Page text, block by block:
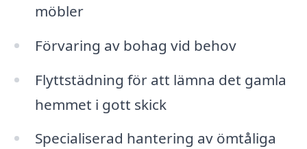
möbler
Förvaring av bohag vid behov
Flyttstädning för att lämna det gamla
hemmet i gott skick
Specialiserad hantering av ömtåliga